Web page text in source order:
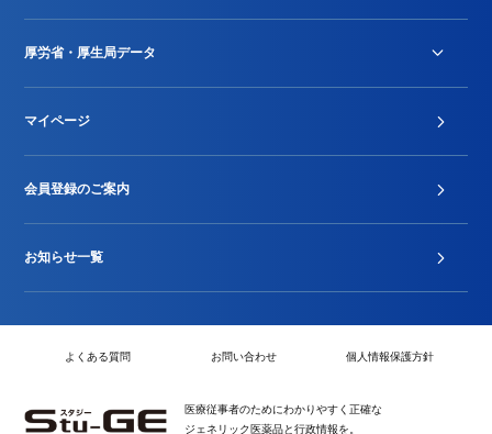
Stu-GEレポート
厚労省・厚生局データ
2024年度新設項目届出状況
マイページ
会員登録のご案内
お知らせ一覧
よくある質問 お問い合わせ 個人情報保護方針
医療従事者のためにわかりやすく正確な
ジェネリック医薬品と行政情報を。